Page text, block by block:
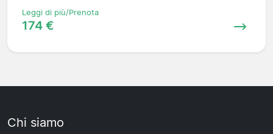
Leggi di più/Prenota
174 €
Chi siamo